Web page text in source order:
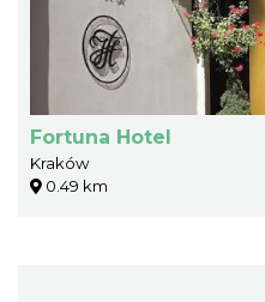
Fortuna Hotel
Kraków
0.49 km